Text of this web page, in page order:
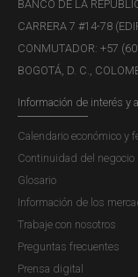
industrial, las
principalmente de...
Boletín
EjeCafetero,
Publicación |
La región Eje
en la mayoría de
cuarto trimestre
anuales en la
BANCO DE LA
CARRERA 7 #14-78
CONMUTADOR: +57
BOGOTÁ, D. C.,
Información de interés y
Calendario económico y
Continuidad del negocio
Glosario
Información de los
Trabaje con nosotros
Preguntas frecuentes
Prensa digital